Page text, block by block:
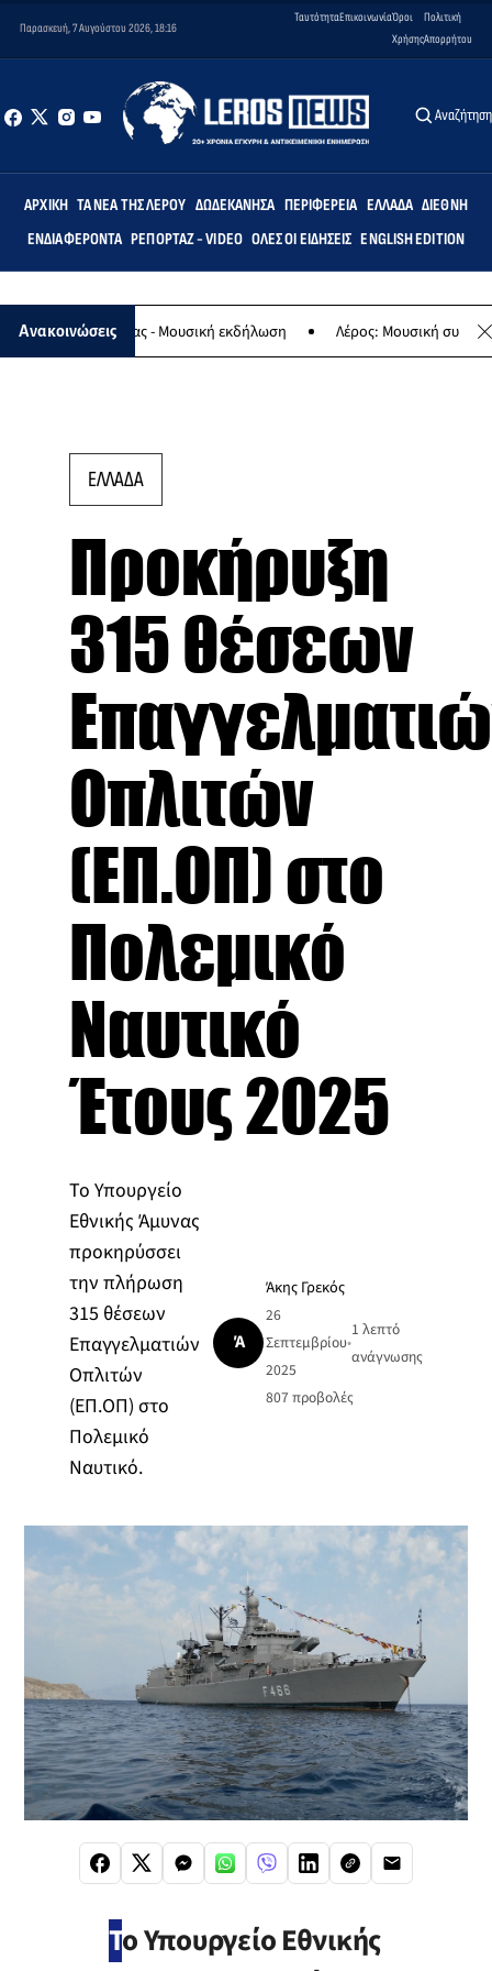
Παρασκευή, 7 Αυγούστου 2026, 18:16
ΤαυτότηταΕπικοινωνίαΌροι
Χρήσης
Πολιτική
Απορρήτου
Αναζήτηση
ΑΡΧΙΚΉ ΤΑ ΝΈΑ ΤΗΣ ΛΈΡΟΥ ΔΩΔΕΚΆΝΗΣΑ ΠΕΡΙΦΈΡΕΙΑ ΕΛΛΆΔΑ ΔΙΕΘΝΉ
ΕΝΔΙΑΦΈΡΟΝΤΑ ΡΕΠΟΡΤΆΖ - VIDEO ΌΛΕΣ ΟΙ ΕΙΔΉΣΕΙΣ ENGLISH EDITION
Ανακοινώσεις
της Παναγίας - Μουσική εκδήλωση Λέρος: Μουσική συναυλία
ΕΛΛΑΔΑ
Προκήρυξη
315 θέσεων
Οπλιτών
(ΕΠ.ΟΠ) στο
Πολεμικό
Ναυτικό
Έτους 2025
Το Υπουργείο
Εθνικής Άμυνας
προκηρύσσει
την πλήρωση
315 θέσεων
Επαγγελματιών
Οπλιτών
(ΕΠ.ΟΠ) στο
Πολεμικό
Ναυτικό.
Ά
Άκης Γρεκός
26
Σεπτεμβρίου
2025
•
1 λεπτό
ανάγνωσης
807 προβολές
Το Υπουργείο Εθνικής